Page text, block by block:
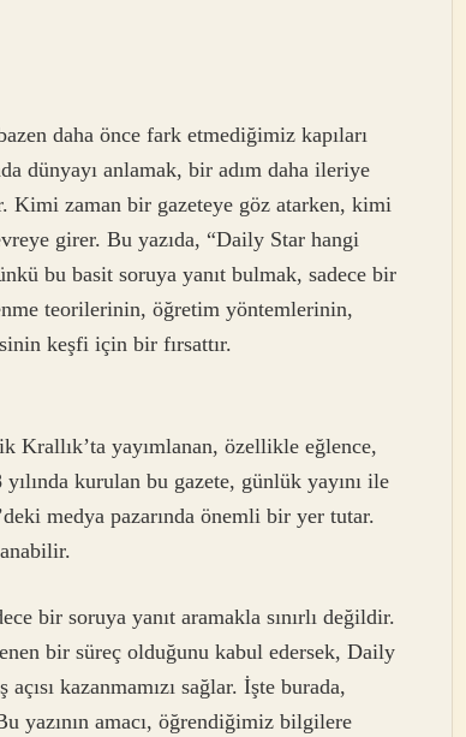
daha önce fark etmediğimiz kapıları
dünyayı anlamak, bir adım daha ileriye
Kimi zaman bir gazeteye göz atarken, kimi
girer. Bu yazıda, “Daily Star hangi
bu basit soruya yanıt bulmak, sadece bir
teorilerinin, öğretim yöntemlerinin,
keşfi için bir fırsattır.
Krallık’ta yayımlanan, özellikle eğlence,
kurulan bu gazete, günlük yayını ile
medya pazarında önemli bir yer tutar.
bir soruya yanıt aramakla sınırlı değildir.
bir süreç olduğunu kabul edersek, Daily
kazanmamızı sağlar. İşte burada,
yazının amacı, öğrendiğimiz bilgilere